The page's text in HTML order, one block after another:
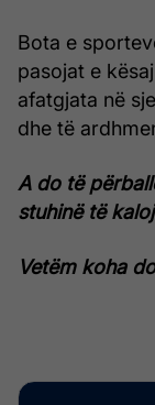
Bota e
pasojat e
afatgjata në
dhe të
A do të
stuhinë të
Vetëm koha